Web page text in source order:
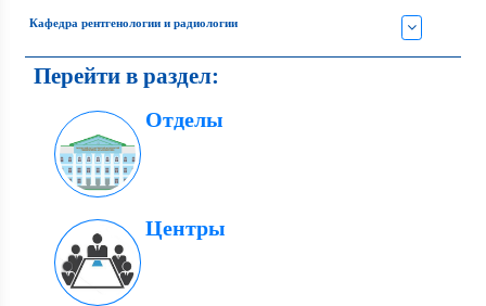
Кафедра рентгенологии и радиологии
Перейти в раздел:
Отделы
Центры